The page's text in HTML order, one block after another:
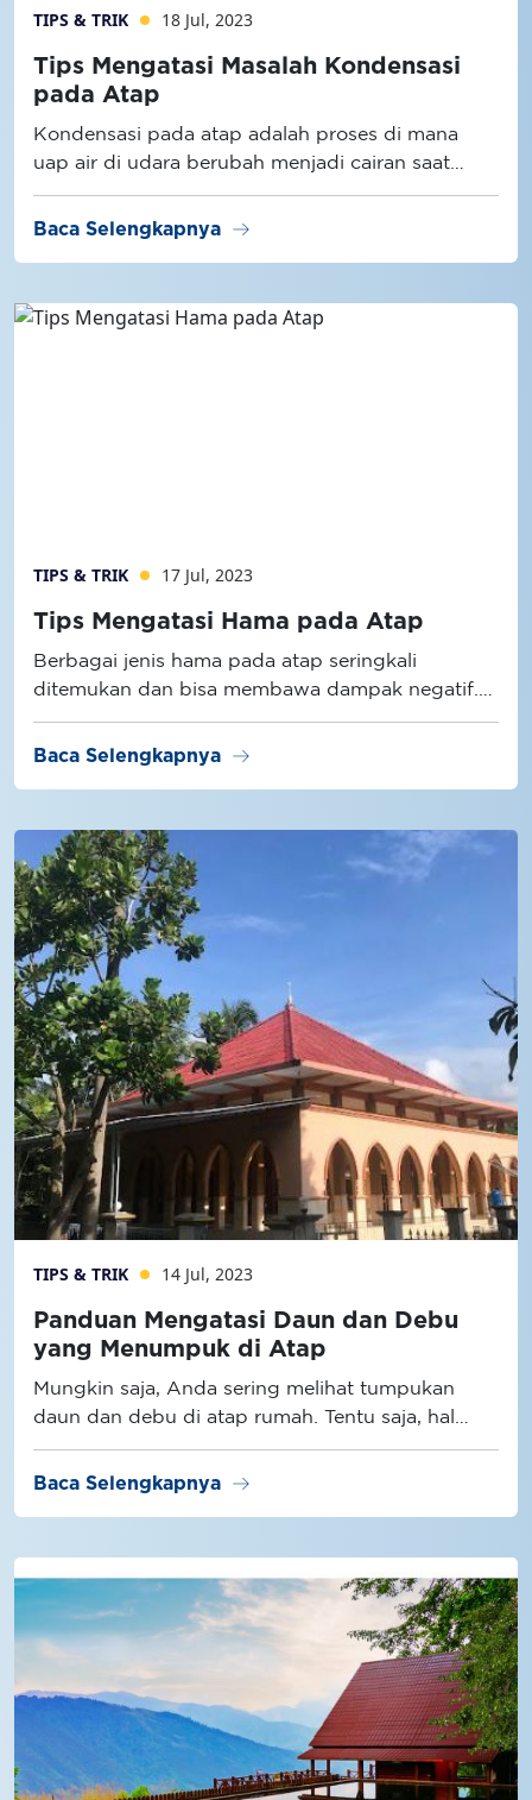
TIPS & TRIK 18 Jul, 2023
Tips Mengatasi Masalah Kondensasi
pada Atap
Kondensasi pada atap adalah proses di mana
uap air di udara berubah menjadi cairan saat
menyentuh permukaan atap yang dingin.
Baca Selengkapnya arrow_right_alt
TIPS & TRIK 17 Jul, 2023
Tips Mengatasi Hama pada Atap
Berbagai jenis hama pada atap seringkali
ditemukan dan bisa membawa dampak negatif.
Ada dampak yang berpengaruh terhadap
struktur rumah, ada pula yang bisa berdampak
Baca Selengkapnya arrow_right_alt
TIPS & TRIK 14 Jul, 2023
Panduan Mengatasi Daun dan Debu
yang Menumpuk di Atap
Mungkin saja, Anda sering melihat tumpukan
daun dan debu di atap rumah. Tentu saja, hal
tersebut bukan pemandangan yang
menyenangkan, karena merupakan pertanda
Baca Selengkapnya arrow_right_alt